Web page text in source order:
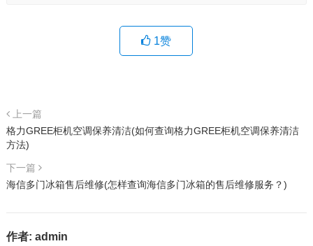
1赞
上一篇
格力GREE柜机空调保养清洁(如何查询格力GREE柜机空调保养清洁
方法)
下一篇
海信多门冰箱售后维修(怎样查询海信多门冰箱的售后维修服务？)
作者: admin